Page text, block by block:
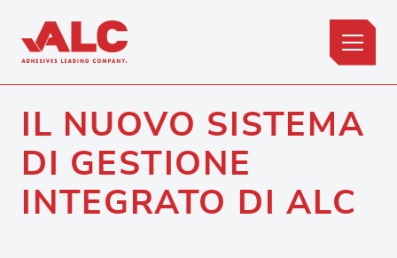
IL NUOVO SISTEMA
DI GESTIONE
INTEGRATO DI ALC